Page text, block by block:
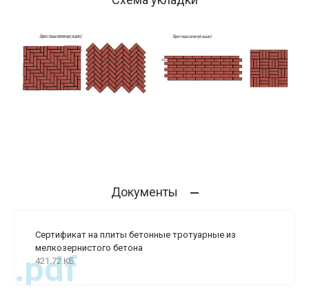
Документы
Сертификат на плиты бетонные тротуарные из
мелкозернистого бетона
421.72 КБ
.pdf